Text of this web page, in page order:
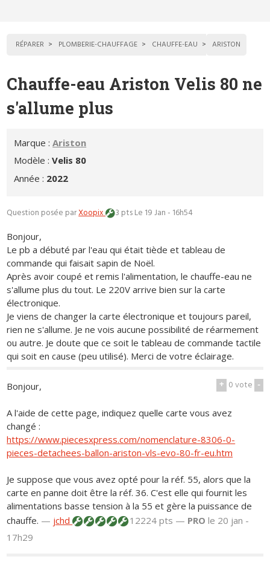
RÉPARER PLOMBERIE-CHAUFFAGE CHAUFFE-EAU ARISTON
Chauffe-eau Ariston Velis 80 ne
s'allume plus
Marque :Ariston
Modèle :Velis 80
Année : 2022
Question posée parXoopix 3 ptsLe 19 Jan - 16h54
Bonjour,
Le pb a débuté par l'eau qui était tiède et tableau de
commande qui faisait sapin de Noël.
Après avoir coupé et remis l'alimentation, le chauffe-eau ne
s'allume plus du tout. Le 220V arrive bien sur la carte
électronique.
Je viens de changer la carte électronique et toujours pareil,
rien ne s'allume. Je ne vois aucune possibilité de réarmement
ou autre. Je doute que ce soit le tableau de commande tactile
qui soit en cause (peu utilisé). Merci de votre éclairage.
+ 0vote -
Bonjour,
A l'aide de cette page, indiquez quelle carte vous avez
changé :
https://www.piecesxpress.com/nomenclature-8306-0-
pieces-detachees-ballon-ariston-vls-evo-80-fr-eu.htm
Je suppose que vous avez opté pour la réf. 55, alors que la
carte en panne doit être la réf. 36. C'est elle qui fournit les
alimentations basse tension à la 55 et gère la puissance de
chauffe. — jchd 12224 pts — PRO le 20 jan -
17h29